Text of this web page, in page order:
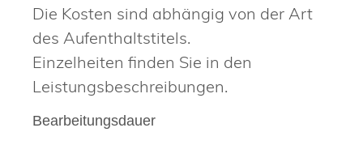
Die Kosten sind abhängig von der Art
des Aufenthaltstitels.
Einzelheiten finden Sie in den
Leistungsbeschreibungen.
Bearbeitungsdauer